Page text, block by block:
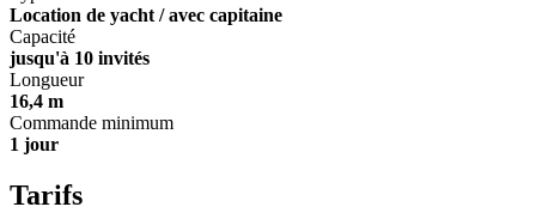
Location de yacht / avec capitaine
Capacité
jusqu'à 10 invités
Longueur
16,4 m
Commande minimum
1 jour
Tarifs